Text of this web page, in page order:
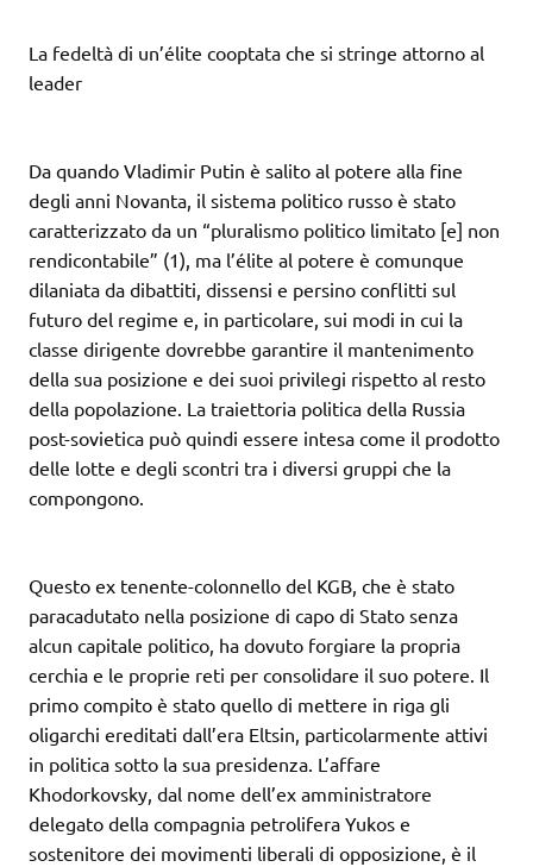
La fedeltà di un’élite cooptata che si stringe attorno al
leader
Da quando Vladimir Putin è salito al potere alla fine
degli anni Novanta, il sistema politico russo è stato
caratterizzato da un “pluralismo politico limitato [e] non
rendicontabile” (1), ma l’élite al potere è comunque
dilaniata da dibattiti, dissensi e persino conflitti sul
futuro del regime e, in particolare, sui modi in cui la
classe dirigente dovrebbe garantire il mantenimento
della sua posizione e dei suoi privilegi rispetto al resto
della popolazione. La traiettoria politica della Russia
post-sovietica può quindi essere intesa come il prodotto
delle lotte e degli scontri tra i diversi gruppi che la
compongono.
Questo ex tenente-colonnello del KGB, che è stato
paracadutato nella posizione di capo di Stato senza
alcun capitale politico, ha dovuto forgiare la propria
cerchia e le proprie reti per consolidare il suo potere. Il
primo compito è stato quello di mettere in riga gli
oligarchi ereditati dall’era Eltsin, particolarmente attivi
in politica sotto la sua presidenza. L’affare
Khodorkovsky, dal nome dell’ex amministratore
delegato della compagnia petrolifera Yukos e
sostenitore dei movimenti liberali di opposizione, è il